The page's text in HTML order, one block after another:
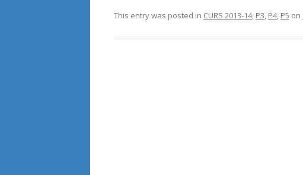
This entry was posted in CURS 2013-14, P3, P4, P5 on